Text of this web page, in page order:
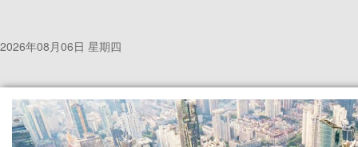
2026年08月06日 星期四